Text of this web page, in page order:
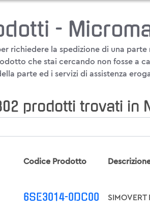
-
richiedere la spedizione di una
che stai cercando non fosse a
parte ed i servizi di assistenza
prodotti trovati in
Codice Prodotto
6SE3014-0DC00